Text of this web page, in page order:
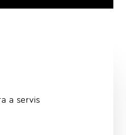
a servis